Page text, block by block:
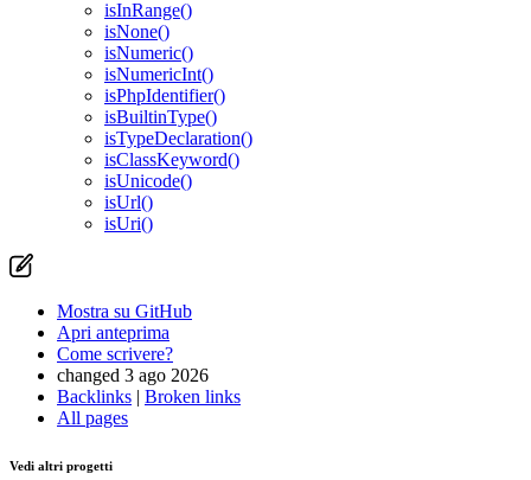
isInRange()
isNone()
isNumeric()
isNumericInt()
isPhpIdentifier()
isBuiltinType()
isTypeDeclaration()
isClassKeyword()
isUnicode()
isUrl()
isUri()
Mostra su GitHub
Apri anteprima
Come scrivere?
changed 3 ago 2026
Backlinks | Broken links
All pages
Vedi altri progetti